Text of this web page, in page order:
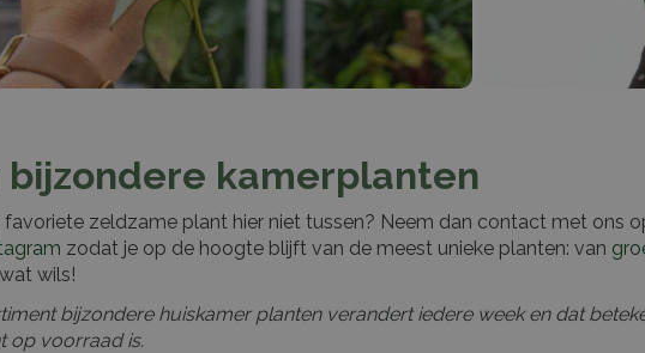
bijzondere kamerplanten
zeldzame plant hier niet tussen? Neem dan contact met ons
zodat je op de hoogte blijft van de meest unieke planten: van
wils!
bijzondere huiskamer planten verandert iedere week en dat
op voorraad is.